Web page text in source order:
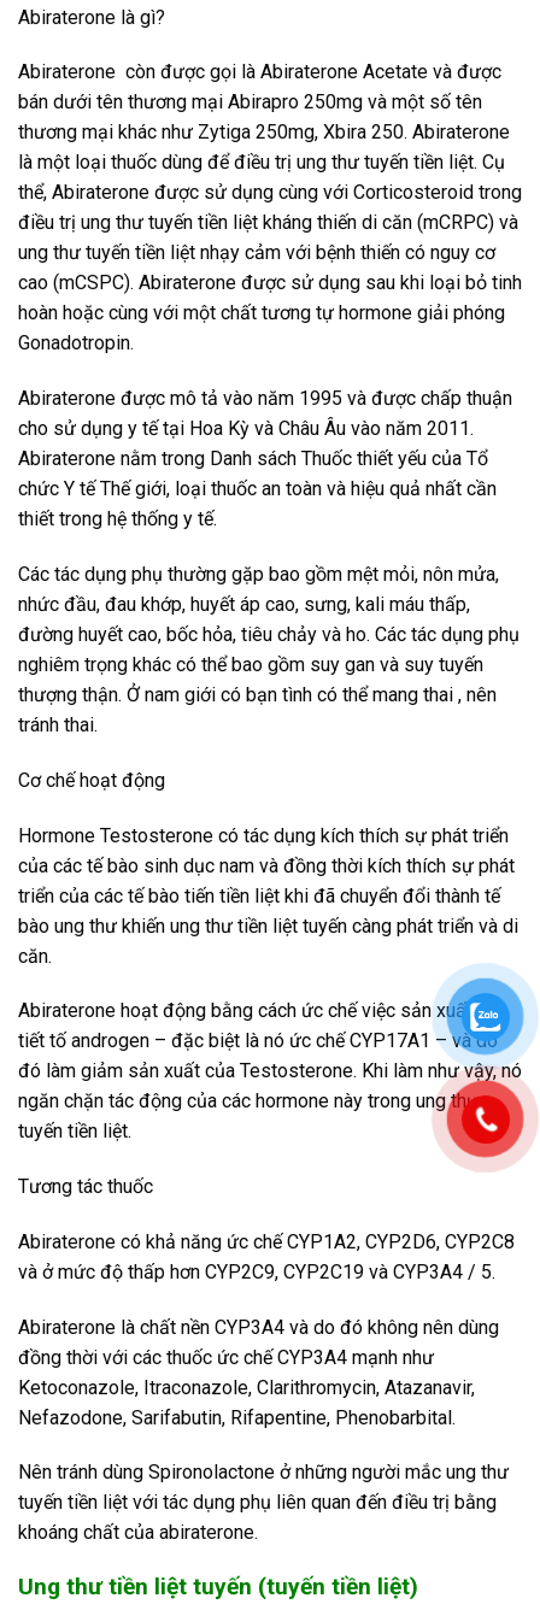
Abiraterone là gì?
Abiraterone còn được gọi là Abiraterone Acetate và được
bán dưới tên thương mại Abirapro 250mg và một số tên
thương mại khác như Zytiga 250mg, Xbira 250. Abiraterone
là một loại thuốc dùng để điều trị ung thư tuyến tiền liệt. Cụ
thể, Abiraterone được sử dụng cùng với Corticosteroid trong
điều trị ung thư tuyến tiền liệt kháng thiến di căn (mCRPC) và
ung thư tuyến tiền liệt nhạy cảm với bệnh thiến có nguy cơ
cao (mCSPC). Abiraterone được sử dụng sau khi loại bỏ tinh
hoàn hoặc cùng với một chất tương tự hormone giải phóng
Gonadotropin.
Abiraterone được mô tả vào năm 1995 và được chấp thuận
cho sử dụng y tế tại Hoa Kỳ và Châu Âu vào năm 2011.
Abiraterone nằm trong Danh sách Thuốc thiết yếu của Tổ
chức Y tế Thế giới, loại thuốc an toàn và hiệu quả nhất cần
thiết trong hệ thống y tế.
Các tác dụng phụ thường gặp bao gồm mệt mỏi, nôn mửa,
nhức đầu, đau khớp, huyết áp cao, sưng, kali máu thấp,
đường huyết cao, bốc hỏa, tiêu chảy và ho. Các tác dụng phụ
nghiêm trọng khác có thể bao gồm suy gan và suy tuyến
thượng thận. Ở nam giới có bạn tình có thể mang thai , nên
tránh thai.
Cơ chế hoạt động
Hormone Testosterone có tác dụng kích thích sự phát triển
của các tế bào sinh dục nam và đồng thời kích thích sự phát
triển của các tế bào tiến tiền liệt khi đã chuyển đổi thành tế
bào ung thư khiến ung thư tiền liệt tuyến càng phát triển và di
căn.
Abiraterone hoạt động bằng cách ức chế việc sản xuất nội
tiết tố androgen – đặc biệt là nó ức chế CYP17A1 – và do
đó làm giảm sản xuất của Testosterone. Khi làm như vậy, nó
ngăn chặn tác động của các hormone này trong ung thư
tuyến tiền liệt.
Tương tác thuốc
Abiraterone có khả năng ức chế CYP1A2, CYP2D6, CYP2C8
và ở mức độ thấp hơn CYP2C9, CYP2C19 và CYP3A4 / 5.
Abiraterone là chất nền CYP3A4 và do đó không nên dùng
đồng thời với các thuốc ức chế CYP3A4 mạnh như
Ketoconazole, Itraconazole, Clarithromycin, Atazanavir,
Nefazodone, Sarifabutin, Rifapentine, Phenobarbital.
Nên tránh dùng Spironolactone ở những người mắc ung thư
tuyến tiền liệt với tác dụng phụ liên quan đến điều trị bằng
khoáng chất của abiraterone.
Ung thư tiền liệt tuyến (tuyến tiền liệt)